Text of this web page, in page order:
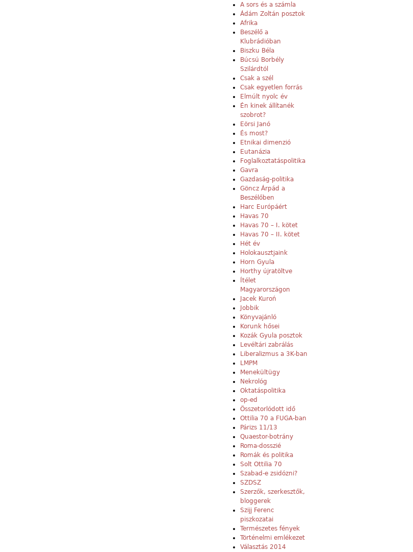
A sors és a számla
Ádám Zoltán posztok
Afrika
Beszélő a
Klubrádióban
Biszku Béla
Búcsú Borbély
Szilárdtól
Csak a szél
Csak egyetlen forrás
Elmúlt nyolc év
Én kinek állítanék
szobrot?
Eörsi Janó
És most?
Etnikai dimenzió
Eutanázia
Foglalkoztatáspolitika
Gavra
Gazdaság-politika
Göncz Árpád a
Beszélőben
Harc Európáért
Havas 70
Havas 70 – I. kötet
Havas 70 – II. kötet
Hét év
Holokausztjaink
Horn Gyula
Horthy újratöltve
Ítélet
Magyarországon
Jacek Kuroń
Jobbik
Könyvajánló
Korunk hősei
Kozák Gyula posztok
Levéltári zabrálás
Liberalizmus a 3K-ban
LMPM
Menekültügy
Nekrológ
Oktatáspolitika
op-ed
Összetorlódott idő
Ottilia 70 a FUGA-ban
Párizs 11/13
Quaestor-botrány
Roma-dosszié
Romák és politika
Solt Ottilia 70
Szabad-e zsidózni?
SZDSZ
Szerzők, szerkesztők,
bloggerek
Szijj Ferenc
piszkozatai
Természetes fények
Történelmi emlékezet
Választás 2014